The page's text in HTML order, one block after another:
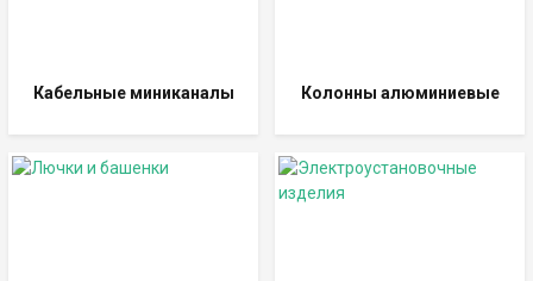
Кабельные миниканалы Колонны алюминиевые